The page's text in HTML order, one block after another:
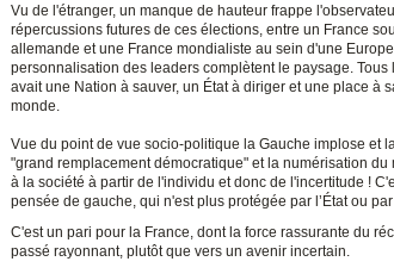
Vu de l'étranger, un manque de hauteur frappe
répercussions futures de ces élections, entre un France
allemande et une France mondialiste au sein d'une
personnalisation des leaders complètent le paysage.
avait une Nation à sauver, un État à diriger et une place à
monde.
Vue du point de vue socio-politique la Gauche implose et
"grand remplacement démocratique" et la numérisation
à la société à partir de l'individu et donc de l'incertitude !
pensée de gauche, qui n'est plus protégée par l’État ou
C'est un pari pour la France, dont la force rassurante du
passé rayonnant, plutôt que vers un avenir incertain.